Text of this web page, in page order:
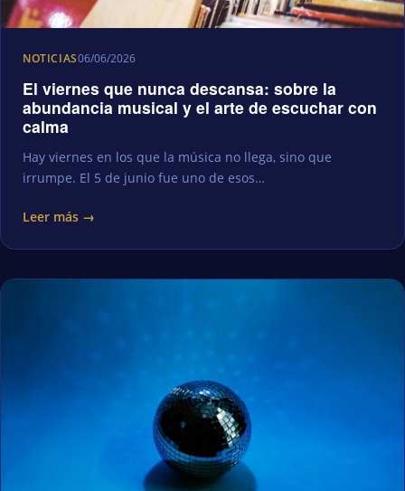
NOTICIAS06/06/2026
El viernes que nunca descansa: sobre la
abundancia musical y el arte de escuchar con
calma
Hay viernes en los que la música no llega, sino que
irrumpe. El 5 de junio fue uno de esos…
Leer más →